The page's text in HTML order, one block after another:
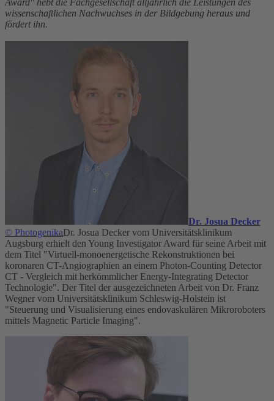
Award" hebt die Fachgesellschaft alljährlich die Leistungen des
wissenschaftlichen Nachwuchses in der Bildgebung heraus und
fördert ihn.
Dr. Josua Decker
© PhotogenikaDr. Josua Decker vom Universitätsklinikum
Augsburg erhielt den Young Investigator Award für seine Arbeit mit
dem Titel "Virtuell-monoenergetische Rekonstruktionen bei
koronaren CT-Angiographien an einem Photon-Counting Detector
CT - Vergleich mit herkömmlicher Energy-Integrating Detector
Technologie". Der Titel der ausgezeichneten Arbeit von Dr. Franz
Wegner vom Universitätsklinikum Schleswig-Holstein ist
"Steuerung und Visualisierung eines endovaskulären Mikroroboters
mittels Magnetic Particle Imaging".